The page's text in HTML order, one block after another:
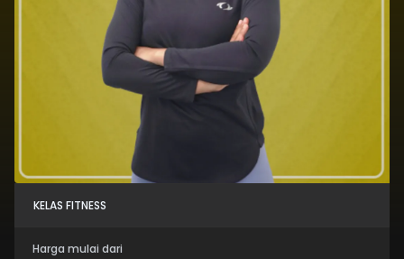
KELAS FITNESS
Harga mulai dari